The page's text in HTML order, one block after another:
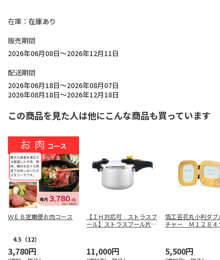
在庫
在庫あり
販売期間
2026年06月08日～2026年12月11日
配送期間
2026年06月18日～2026年08月07日
2026年08月18日～2026年12月18日
この商品を見た人は他にこんな商品も買っています
ＷＥＢ定期便お肉コース
4.5 （12）
3,780円
【ＩＨ対応可 ストラスブ
ール】ストラスブール片手
11,000円
箔工芸花丸小判ダブ
チャー Ｍ１２８４
5,500円